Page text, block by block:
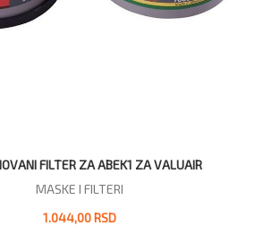
FILTER ZA ABEK1 ZA VALUAIR
MASKE I FILTERI
1.044,00 RSD